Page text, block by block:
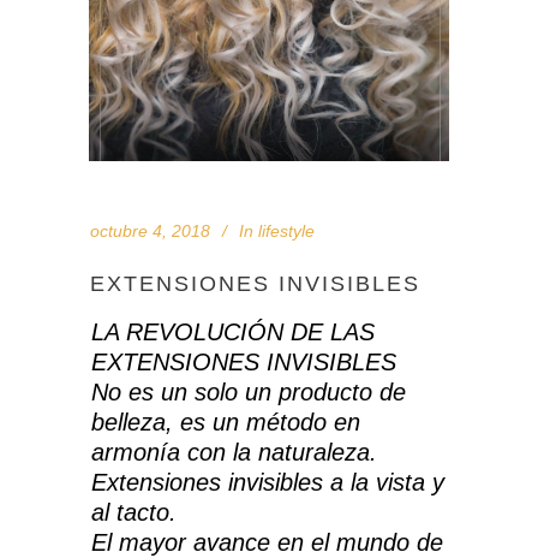
octubre 4, 2018 In lifestyle
EXTENSIONES INVISIBLES
LA REVOLUCIÓN DE LAS
EXTENSIONES INVISIBLES
No es un solo un producto de
belleza, es un método en
armonía con la naturaleza.
Extensiones invisibles a la vista y
al tacto.
El mayor avance en el mundo de